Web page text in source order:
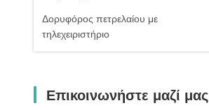
Δορυφόρος πετρελαίου με
τηλεχειριστήριο
Επικοινωνήστε μαζί μας